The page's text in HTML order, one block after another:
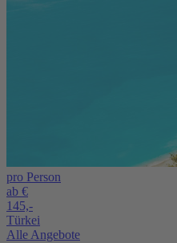
pro Person
ab €
145,-
Türkei
Alle Angebote